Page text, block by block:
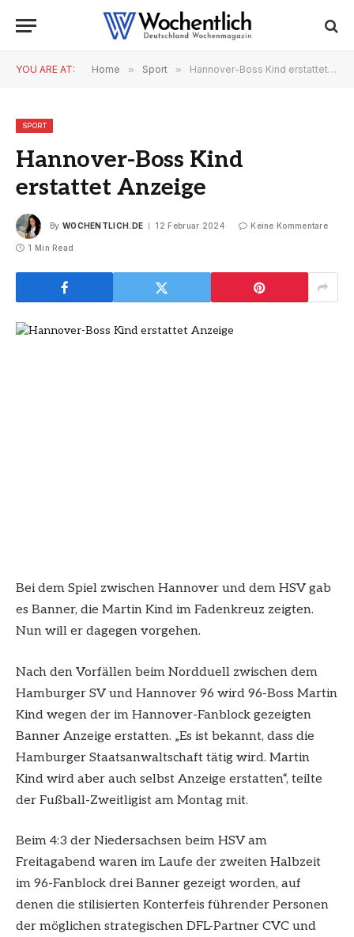
YOU ARE AT: Home » Sport » Hannover-Boss Kind erstattet Anzeige
SPORT
Hannover-Boss Kind
erstattet Anzeige
By WOCHENTLICH.DE 12 Februar 2024 Keine Kommentare
1 Min Read
Bei dem Spiel zwischen Hannover und dem HSV gab
es Banner, die Martin Kind im Fadenkreuz zeigten.
Nun will er dagegen vorgehen.
Nach den Vorfällen beim Nordduell zwischen dem
Hamburger SV und Hannover 96 wird 96-Boss Martin
Kind wegen der im Hannover-Fanblock gezeigten
Banner Anzeige erstatten. „Es ist bekannt, dass die
Hamburger Staatsanwaltschaft tätig wird. Martin
Kind wird aber auch selbst Anzeige erstatten“, teilte
der Fußball-Zweitligist am Montag mit.
Beim 4:3 der Niedersachsen beim HSV am
Freitagabend waren im Laufe der zweiten Halbzeit
im 96-Fanblock drei Banner gezeigt worden, auf
denen die stilisierten Konterfeis führender Personen
der möglichen strategischen DFL-Partner CVC und